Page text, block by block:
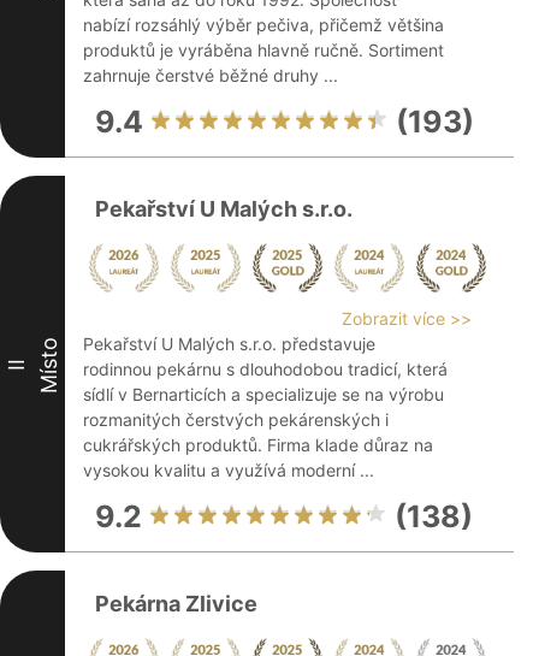
nabízí rozsáhlý výběr pečiva, přičemž většina
produktů je vyráběna hlavně ručně. Sortiment
zahrnuje čerstvé běžné druhy ...
9.4 (193)
II Místo
Pekařství U Malých s.r.o.
Zobrazit více >>
Pekařství U Malých s.r.o. představuje
rodinnou pekárnu s dlouhodobou tradicí, která
sídlí v Bernarticích a specializuje se na výrobu
rozmanitých čerstvých pekárenských i
cukrářských produktů. Firma klade důraz na
vysokou kvalitu a využívá moderní ...
9.2 (138)
Pekárna Zlivice